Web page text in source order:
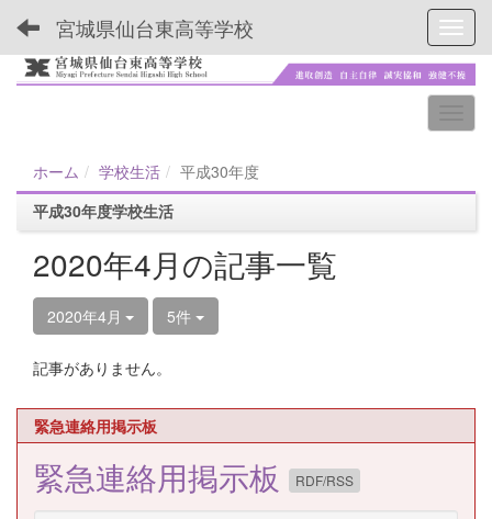
宮城県仙台東高等学校
ホーム 学校生活
平成30年度
平成30年度学校生活
2020年4月の記事一覧
2020年4月 5件
記事がありません。
緊急連絡用掲示板
緊急連絡用掲示板 RDF/RSS